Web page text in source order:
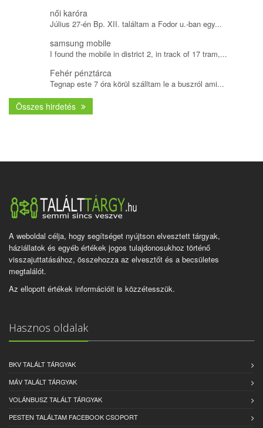
női karóra
Július 27-én Bp. XII. találtam a Fodor u.-ban egy...
samsung mobile
I found the mobile in district 2, in track of 17 tram,...
Fehér pénztárca
Tegnap este 7 óra körül szálltam le a buszról ami...
Összes hirdetés
A weboldal célja, hogy segítséget nyújtson elvesztett tárgyak,
háziállatok és egyéb értékek jogos tulajdonosukhoz történő
visszajuttatásához, összehozza az elvesztőt és a becsületes
megtalálót.
Az ellopott értékek információit is közzétesszük.
Hasznos oldalak
BKV TALÁLT TÁRGYAK
MÁV TALÁLT TÁRGYAK
VOLÁNBUSZ TALÁLT TÁRGYAK
PESTEN TALÁLTAM FACEBOOK CSOPORT